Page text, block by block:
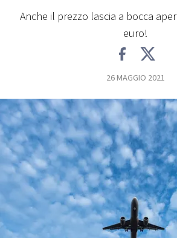
PLAYLIST
CONCORSI
EVENTI
VIDEO
Anche il prezzo lascia a bocca
euro!
26 MAGGIO 2021